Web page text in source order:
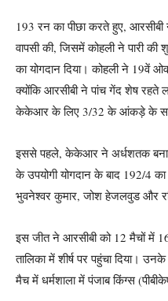
193 रन का पीछा करते हुए,
वापसी की, जिसमें कोहली ने पारी
का योगदान दिया। कोहली ने 19वें
क्योंकि आरसीबी ने पांच गेंद शेष रहते
केकेआर के लिए 3/32 के आंकड़े के
इससे पहले, केकेआर ने अर्धशतक
के उपयोगी योगदान के बाद 192/4
भुवनेश्वर कुमार, जोश हेजलवुड और
इस जीत ने आरसीबी को 12 मैचों
तालिका में शीर्ष पर पहुंचा दिया।
मैच में धर्मशाला में पंजाब किंग्स